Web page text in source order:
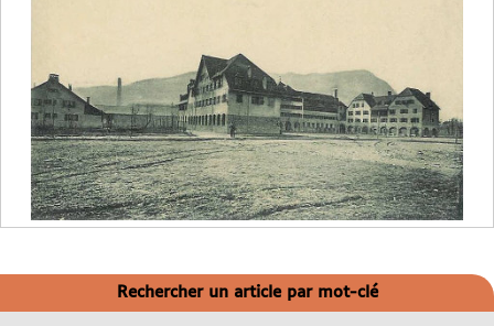
Rechercher un article par mot-clé